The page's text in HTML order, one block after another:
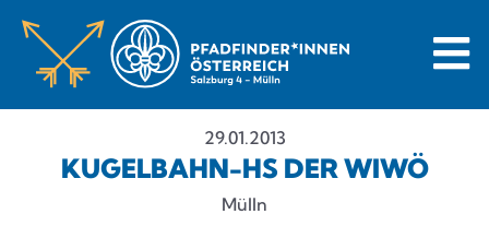
29.01.2013
KUGELBAHN-HS DER WIWÖ
Mülln